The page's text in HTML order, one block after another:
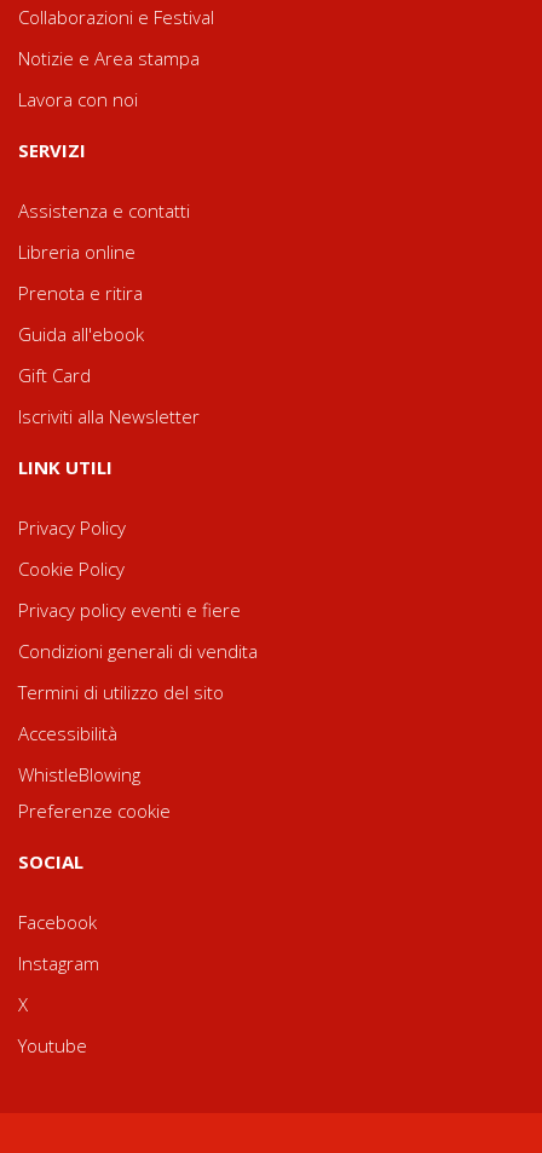
Collaborazioni e Festival
Notizie e Area stampa
Lavora con noi
SERVIZI
Assistenza e contatti
Libreria online
Prenota e ritira
Guida all'ebook
Gift Card
Iscriviti alla Newsletter
LINK UTILI
Privacy Policy
Cookie Policy
Privacy policy eventi e fiere
Condizioni generali di vendita
Termini di utilizzo del sito
Accessibilità
WhistleBlowing
Preferenze cookie
SOCIAL
Facebook
Instagram
X
Youtube